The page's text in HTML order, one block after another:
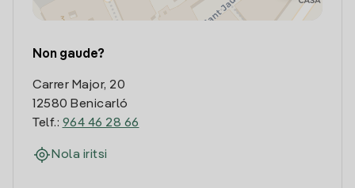
Non gaude?
Carrer Major, 20
12580 Benicarló
Telf.: 964 46 28 66
Nola iritsi